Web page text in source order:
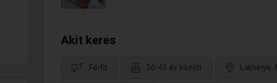
Akit keres
Férfit 36-45 év között Lakhelye: